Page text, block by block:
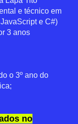
e técnico em
e C#)
3 anos
o 3º ano do
no